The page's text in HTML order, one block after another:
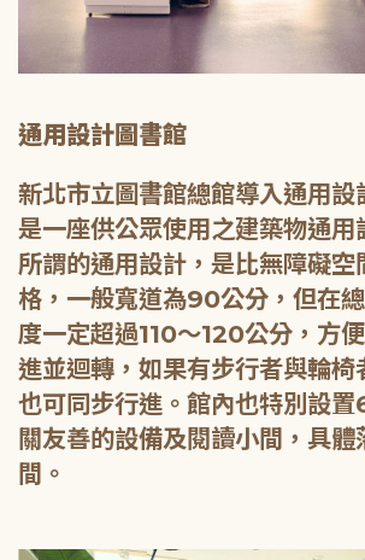
通用設計圖書館
新北市立圖書館總館導入通用設
是一座供公眾使用之建築物通用
所謂的通用設計，是比無障礙空
格，一般寬道為90公分，但在
度一定超過110～120公分，方
進並迴轉，如果有步行者與輪椅
也可同步行進。館內也特別設
關友善的設備及閱讀小間，具體
間。